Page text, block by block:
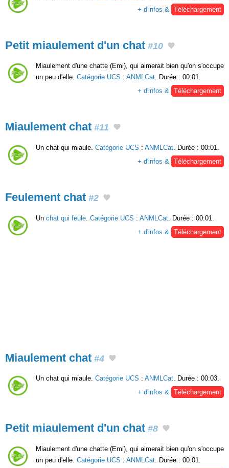
+ d'infos &
Téléchargement
Petit miaulement d'un chat #10
Miaulement d'une chatte (Emi), qui aimerait bien qu'on s'occupe
un peu d'elle. Catégorie UCS : ANMLCat. Durée : 00:01.
+ d'infos & Téléchargement
Miaulement chat #11
Un chat qui miaule. Catégorie UCS : ANMLCat. Durée : 00:01.
+ d'infos & Téléchargement
Feulement chat #2
Un chat qui feule Catégorie UCS : ANMLCat . Durée : 00:01.
+ d'infos &
Téléchargement
Miaulement chat #4
Un chat qui miaule. Catégorie UCS : ANMLCat. Durée : 00:03.
+ d'infos & Téléchargement
Petit miaulement d'un chat #8
Miaulement d'une chatte (Emi), qui aimerait bien qu'on s'occupe
un peu d'elle. Catégorie UCS : ANMLCat. Durée : 00:01.